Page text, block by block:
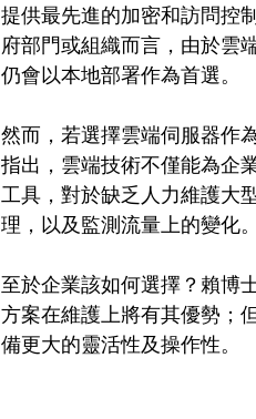
提供最先進的加密和訪問控
府部門或組織而言，由於雲
仍會以本地部署作為首選。
然而，若選擇雲端伺服器作
指出，雲端技術不僅能為企
工具，對於缺乏人力維護大
理，以及監測流量上的變化。
至於企業該如何選擇？賴博
方案在維護上將有其優勢；
備更大的靈活性及操作性。